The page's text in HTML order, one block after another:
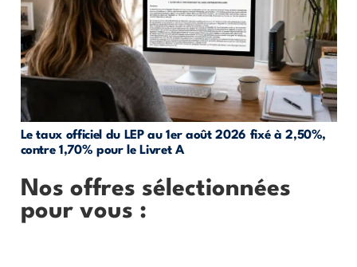
Le taux officiel du LEP au 1er août 2026 fixé à 2,50%,
contre 1,70% pour le Livret A
Nos offres sélectionnées
pour vous :